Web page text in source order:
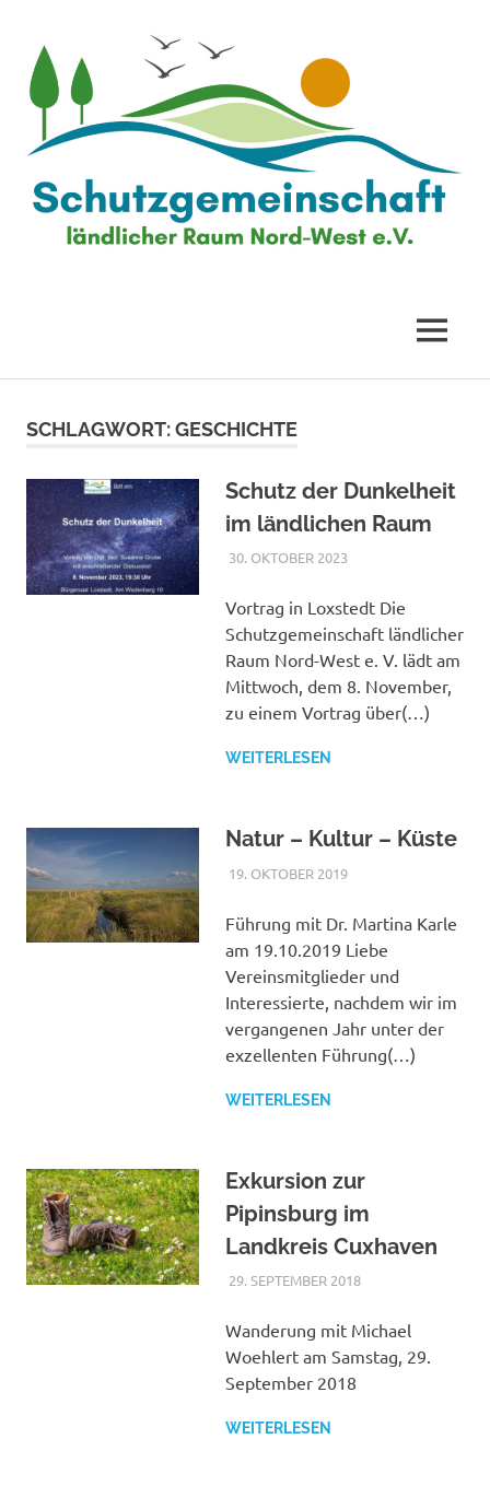
springen
Nord-
West
e.
V.
MENÜ
SCHLAGWORT:GESCHICHTE
Schutz der Dunkelheit
im ländlichen Raum
30. OKTOBER 2023ADMIN_SLR
VERANSTALTUNGEN
Vortrag in Loxstedt Die
Schutzgemeinschaft ländlicher
Raum Nord-West e. V. lädt am
Mittwoch, dem 8. November,
zu einem Vortrag über(…)
WEITERLESEN
Natur – Kultur – Küste
19. OKTOBER 2019MASCHUS
VERANSTALTUNGEN
Führung mit Dr. Martina Karle
am 19.10.2019 Liebe
Vereinsmitglieder und
Interessierte, nachdem wir im
vergangenen Jahr unter der
exzellenten Führung(…)
WEITERLESEN
Exkursion zur
Pipinsburg im
Landkreis Cuxhaven
29. SEPTEMBER 2018MASCHUS
Wanderung mit Michael
Woehlert am Samstag, 29.
September 2018
WEITERLESEN